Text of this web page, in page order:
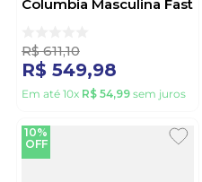
Columbia Masculina Fast
R$ 611,10
R$ 549,98
Em até 10x R$ 54,99 sem juros
10%
OFF